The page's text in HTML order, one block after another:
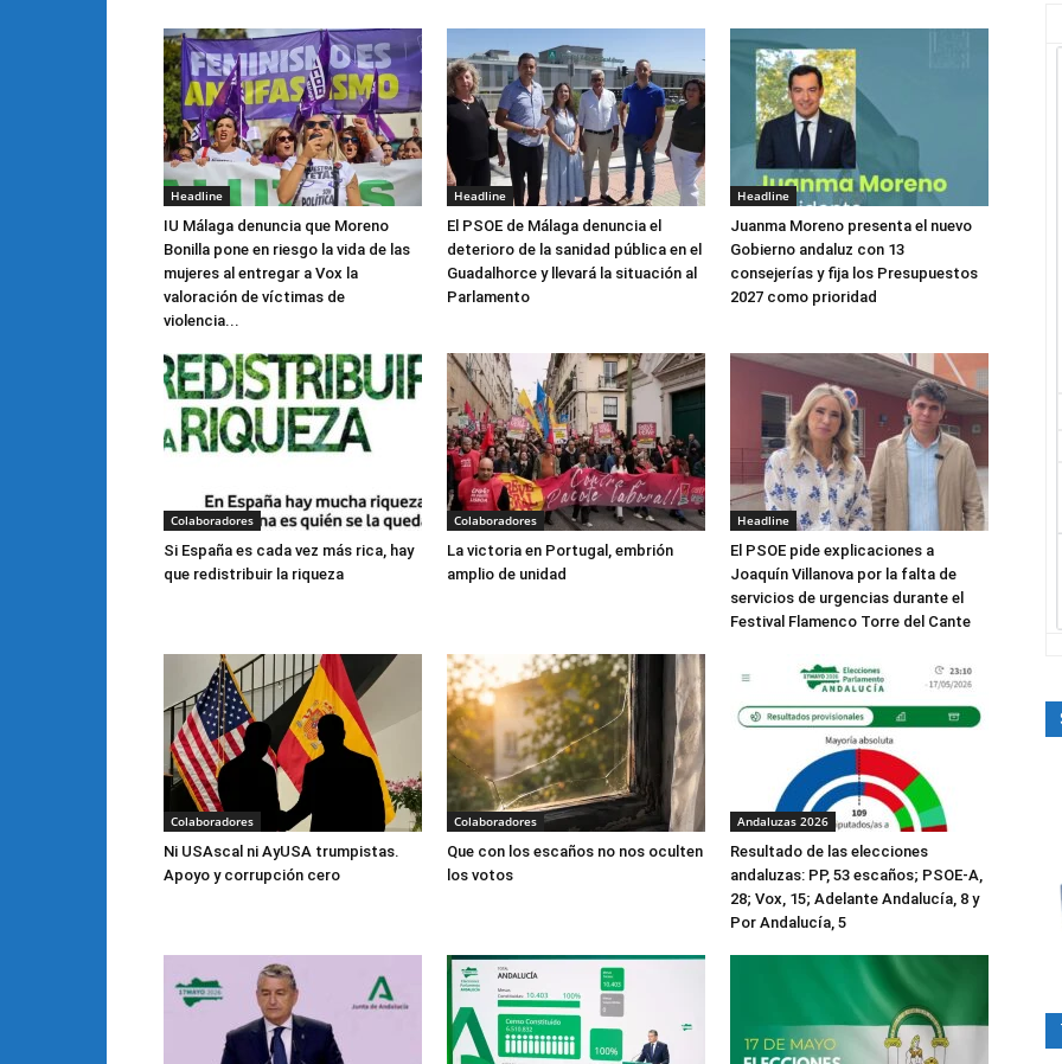
Headline
IU Málaga denuncia que Moreno
Bonilla pone en riesgo la vida de las
mujeres al entregar a Vox la
valoración de víctimas de
violencia...
Headline
El PSOE de Málaga denuncia el
deterioro de la sanidad pública en el
Guadalhorce y llevará la situación al
Parlamento
Headline
Juanma Moreno presenta el nuevo
Gobierno andaluz con 13
consejerías y fija los Presupuestos
2027 como prioridad
Colaboradores
Si España es cada vez más rica, hay
que redistribuir la riqueza
Colaboradores
La victoria en Portugal, embrión
amplio de unidad
Headline
El PSOE pide explicaciones a
Joaquín Villanova por la falta de
servicios de urgencias durante el
Festival Flamenco Torre del Cante
Colaboradores
Ni USAscal ni AyUSA trumpistas.
Apoyo y corrupción cero
Colaboradores
Que con los escaños no nos oculten
los votos
Andaluzas 2026
Resultado de las elecciones
andaluzas: PP, 53 escaños; PSOE-A,
28; Vox, 15; Adelante Andalucía, 8 y
Por Andalucía, 5